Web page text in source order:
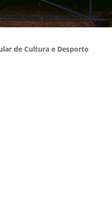
de Cultura e Desporto